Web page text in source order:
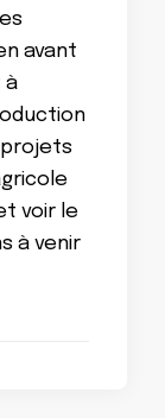
avant
à
voir le
à venir